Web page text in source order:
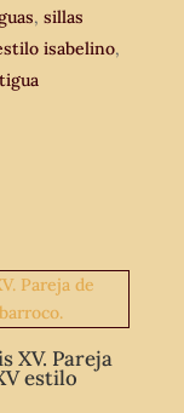
,sillas
isabelino,
XV. Pareja
estilo